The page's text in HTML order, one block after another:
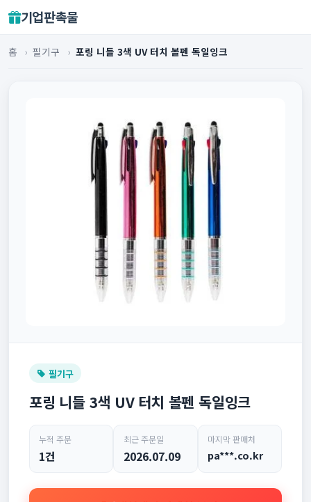
기업판촉물
홈 › 필기구 › 포링 니들 3색 UV 터치 볼펜 독일잉크
필기구
포링 니들 3색 UV 터치 볼펜 독일잉크
누적 주문
1건
최근 주문일
2026.07.09
마지막 판매처
pa***.co.kr